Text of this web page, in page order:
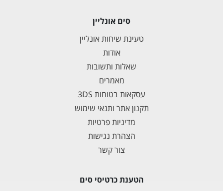
סים אונליין
טעינת שיחות אונליין
אודות
שאלות ותשובות
מאמרים
עסקאות בטוחות 3DS
תקנון אתר ותנאי שימוש
מדיניות פרטיות
הצהרת נגישות
צור קשר
הטענת כרטיסי סים